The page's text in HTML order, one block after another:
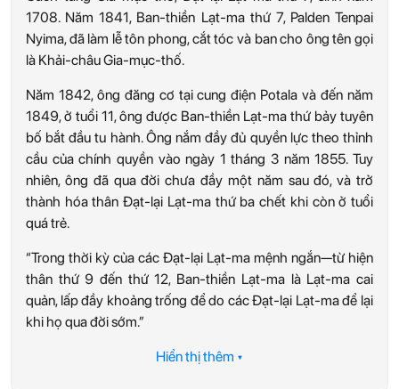
1708. Năm 1841, Ban-thiền Lạt-ma thứ 7, Palden Tenpai
Nyima, đã làm lễ tôn phong, cắt tóc và ban cho ông tên gọi
là Khải-châu Gia-mục-thố.
Năm 1842, ông đăng cơ tại cung điện Potala và đến năm
1849, ở tuổi 11, ông được Ban-thiền Lạt-ma thứ bảy tuyên
bố bắt đầu tu hành. Ông nắm đầy đủ quyền lực theo thỉnh
cầu của chính quyền vào ngày 1 tháng 3 năm 1855. Tuy
nhiên, ông đã qua đời chưa đầy một năm sau đó, và trở
thành hóa thân Đạt-lại Lạt-ma thứ ba chết khi còn ở tuổi
quá trẻ.
“Trong thời kỳ của các Đạt-lại Lạt-ma mệnh ngắn—từ hiện
thân thứ 9 đến thứ 12, Ban-thiền Lạt-ma là Lạt-ma cai
quản, lấp đầy khoảng trống để do các Đạt-lại Lạt-ma để lại
khi họ qua đời sớm.”
Hiển thị thêm ▾